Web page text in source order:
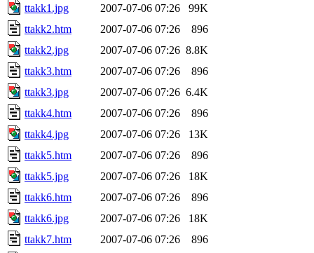
ttakk1.jpg
2007-07-06 07:26
99K
ttakk2.htm
2007-07-06 07:26
896
ttakk2.jpg
2007-07-06 07:26 8.8K
ttakk3.htm
2007-07-06 07:26
896
ttakk3.jpg
2007-07-06 07:26 6.4K
ttakk4.htm
2007-07-06 07:26
896
ttakk4.jpg
2007-07-06 07:26
13K
ttakk5.htm
2007-07-06 07:26
896
ttakk5.jpg
2007-07-06 07:26
18K
ttakk6.htm
2007-07-06 07:26
896
ttakk6.jpg
2007-07-06 07:26
18K
ttakk7.htm
2007-07-06 07:26
896